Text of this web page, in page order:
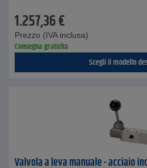
1.257,36€
Prezzo (IVA inclusa)
Consegna gratuita
Scegli il modello
Valvola a leva manuale - acciaio